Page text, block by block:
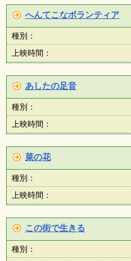
ン
い
ち
ょ
う
並
子
ど
も
け
イ
ベ
ン
ト
ガ
イ
ド
へんてこなボランティア
種別：
上映時間：
あしたの足音
種別：
上映時間：
菜の花
種別：
上映時間：
この街で生きる
種別：